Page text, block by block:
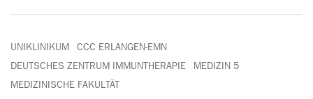
UNIKLINIKUM
CCC ERLANGEN-EMN
DEUTSCHES ZENTRUM IMMUNTHERAPIE
MEDIZIN 5
MEDIZINISCHE FAKULTÄT